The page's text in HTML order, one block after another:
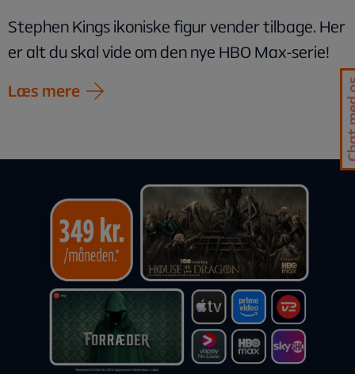
Stephen Kings ikoniske figur vender tilbage. Her
er alt du skal vide om den nye HBO Max-serie!
Læs mere